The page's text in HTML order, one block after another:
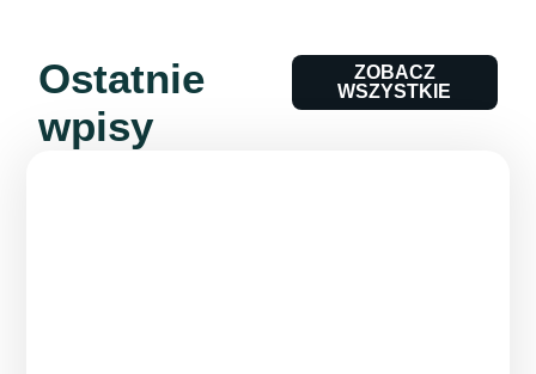
Ostatnie
wpisy
ZOBACZ
WSZYSTKIE